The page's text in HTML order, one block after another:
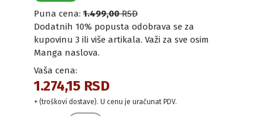
Puna cena: 1.499,00RSD
Dodatnih 10% popusta odobrava se za
kupovinu 3 ili više artikala. Važi za sve osim
Manga naslova.
Vaša cena:
1.274,15 RSD
+ (troškovi dostave). U cenu je uračunat PDV.